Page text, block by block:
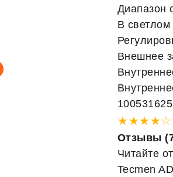
Диапазон
В светлом
Внешнее
100531625
★★★★☆
Отзывы
Читайте
Tecmen